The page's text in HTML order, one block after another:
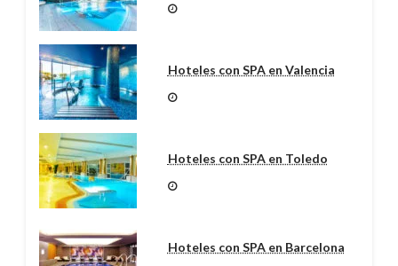
Hoteles con SPA en Valencia
Hoteles con SPA en Toledo
Hoteles con SPA en Barcelona